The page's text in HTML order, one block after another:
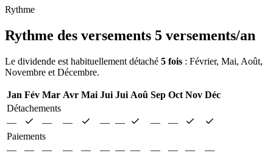
Rythme
Rythme des versements 5 versements/an
Le dividende est habituellement détaché 5 fois : Février, Mai, Août,
Novembre et Décembre.
Jan Fév Mar Avr Mai Jui Jui Aoû Sep Oct Nov Déc
Détachements
—
— — — — —
—
Paiements
—
— — — — — — — — — —
—